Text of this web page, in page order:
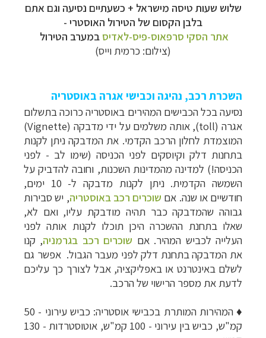
שלוש שעות טיסה מישראל + כשעתיים נסיעה וגם אתם
בלבן הקסום של הטירול האוסטרי -
אתר הסקי סרפאוס-פיס-לאדיס במערב הטירול
(צילום: כרמית וייס)
השכרת רכב, נהיגה וכבישי אגרה באוסטריה
נסיעה בכל הכבישים המהירים באוסטריה כרוכה בתשלום
אגרה (toll), אותה משלמים על ידי מדבקה (Vignette)
המוצמדת לחלון הרכב הקדמי. את המדבקה ניתן לקנות
בתחנות דלק וקיוסקים לפני הכניסה (שימו לב - לפני
הכניסה!) למדינה מהמדינות השכנות, וחובה להדביק על
השמשה הקדמית. ניתן לקנות מדבקה ל- 10 ימים,
חודשיים או שנה. אם שוכרים רכב באוסטריה, יש סבירות
גבוהה שהמדבקה כבר תהיה מודבקת עליו, ואם לא,
שאלו בתחנת ההשכרה היכן תוכלו לקנות אותה לפני
העלייה לכביש המהיר. אם שוכרים רכב בגרמניה, קנו
את המדבקה בתחנת דלק לפני מעבר הגבול. אפשר גם
לשלם באינטרנט או באפליקציה, אבל לצורך כך עליכם
לדעת את מספר הרישוי של הרכב.
♦ המהירות המותרת בכבישי אוסטריה: כביש עירוני - 50
קמ"ש, כביש בין עירוני - 100 קמ"ש, אוטוסטרדות - 130